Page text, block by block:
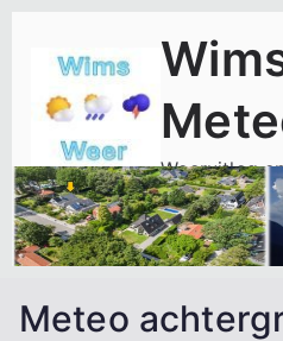
inhoud
Weeruitleg
Meteo